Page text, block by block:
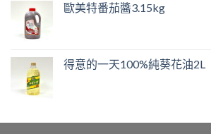
歐美特番茄醬3.15kg
得意的一天100%純葵花油2L